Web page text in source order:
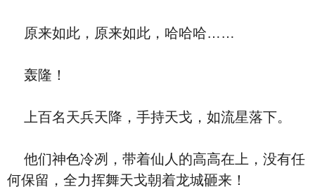
原来如此，原来如此，哈哈哈……
轰隆！
上百名天兵天降，手持天戈，如流星落下。
他们神色冷冽，带着仙人的高高在上，没有任
何保留，全力挥舞天戈朝着龙城砸来！